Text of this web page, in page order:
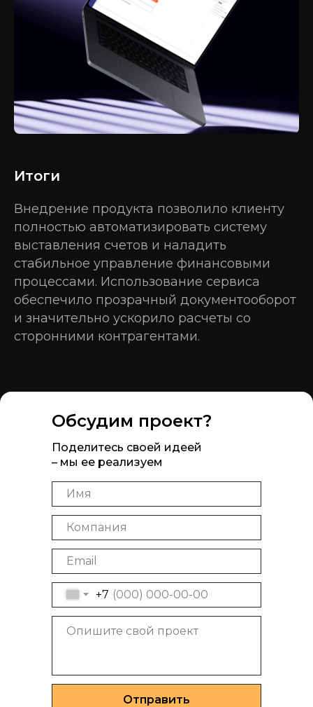
Итоги
Внедрение продукта позволило клиенту
полностью автоматизировать систему
выставления счетов и наладить
стабильное управление финансовыми
процессами. Использование сервиса
обеспечило прозрачный документооборот
и значительно ускорило расчеты со
сторонними контрагентами.
Обсудим проект?
+7
Отправить
Поделитесь своей идеей
– мы ее реализуем